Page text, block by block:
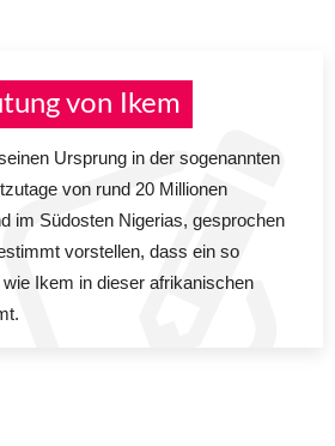
von Ikem
Ursprung in der sogenannten
von rund 20 Millionen
im Südosten Nigerias, gesprochen
vorstellen, dass ein so
Ikem in dieser afrikanischen